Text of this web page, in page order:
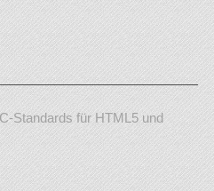
Standards für HTML5 und